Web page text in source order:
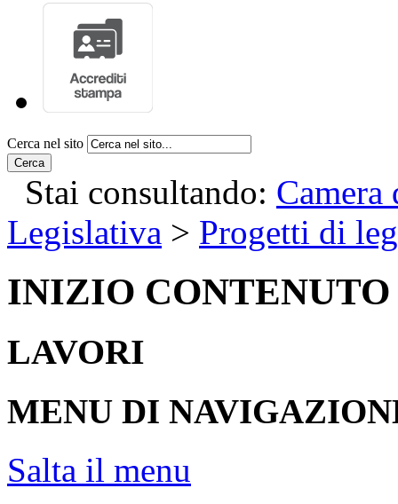
Cerca nel sito
Cerca
Stai consultando: Camera
Legislativa > Progetti di
INIZIO CONTENUTO
LAVORI
MENU DI
Salta il menu